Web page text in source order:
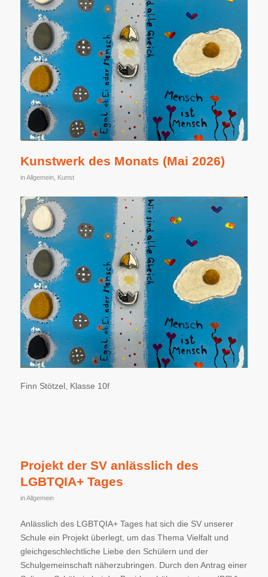
Kunstwerk des Monats (Mai 2026)
inAllgemein, Kunst
Finn Stötzel, Klasse 10f
Projekt der SV anlässlich des
LGBTQIA+ Tages
inAllgemein
Anlässlich des LGBTQIA+ Tages hat sich die SV unserer
Schule ein Projekt überlegt, um das Thema Vielfalt und
gleichgeschlechtliche Liebe den Schülern und der
Schulgemeinschaft näherzubringen. Durch den Antrag einer